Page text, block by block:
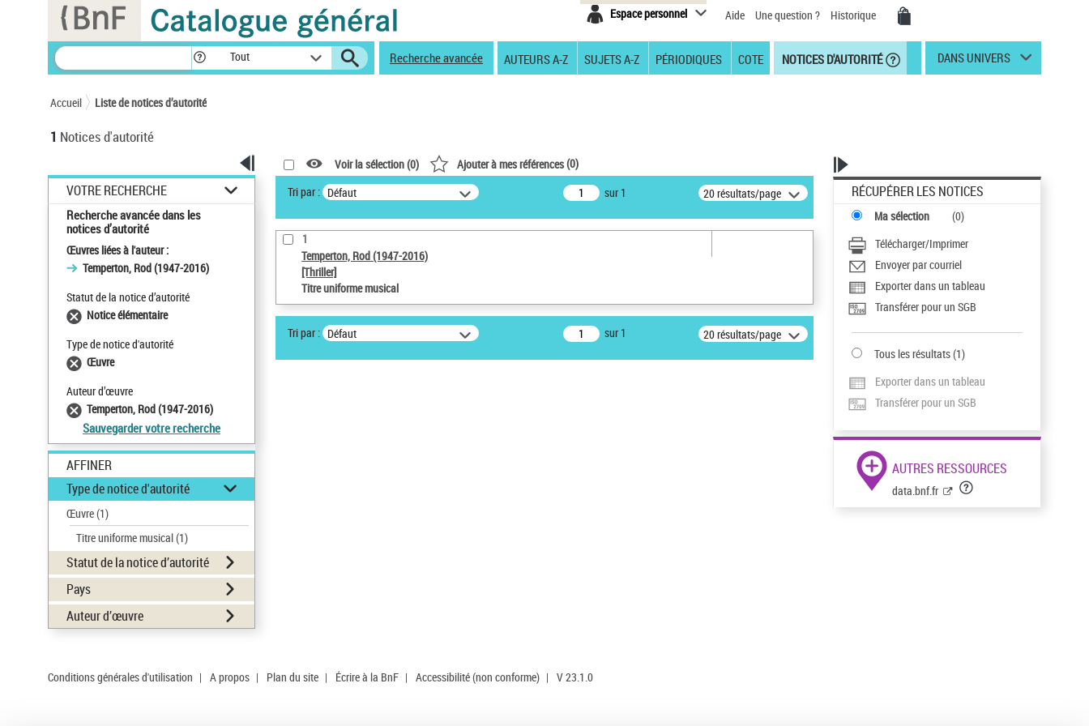
Espace personnel Aide Une question ? Historique
Tout Recherche avancée AUTEURS A-Z SUJETS A-Z PÉRIODIQUES COTE NOTICES D'AUTORITÉ DANS UNIVERS
Accueil Liste de notices d’autorité
1 Notices d'autorité
VOTRE RECHERCHE
Recherche avancée dans les
notices d’autorité
Œuvres liées à l'auteur :
Temperton, Rod (1947-2016)
Statut de la notice d’autorité
Notice élémentaire
Type de notice d'autorité
Œuvre
Auteur d’œuvre
Temperton, Rod (1947-2016)
Sauvegarder votre recherche
AFFINER
Type de notice d'autorité
Œuvre(1)
Titre uniforme musical(1)
Statut de la notice d’autorité
Pays
Auteur d’œuvre
Voir la sélection (0) Ajouter à mes références(0)
Tri par : Défaut sur 1 20 résultats/page
1
Temperton, Rod (1947-2016)
[Thriller]
Titre uniforme musical
Tri par : Défaut sur 1 20 résultats/page
RÉCUPÉRER LES NOTICES
Ma sélection (0)
Télécharger/Imprimer
Envoyer par courriel
Exporter dans un tableau
Transférer pour un SGB
Tous les résultats(1)
Exporter dans un tableau
Transférer pour un SGB
AUTRES RESSOURCES
data.bnf.fr
Conditions générales d'utilisation | A propos | Plan du site | Écrire à la BnF | Accessibilité (non conforme) | V 23.1.0
Panneau de gestion des cookies